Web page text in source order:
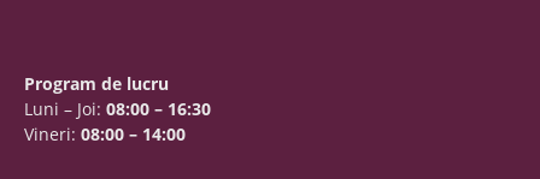
Program de lucru
Luni – Joi: 08:00 – 16:30
Vineri: 08:00 – 14:00